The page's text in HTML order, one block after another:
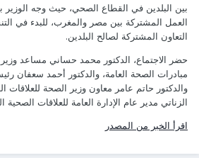
بين البلدين في القطاع الصحي، حيث وجه
العمل المشتركة بين مصر والمغرب، للبدء في
التعاون المشتركة لصالح البلدين.
حضر الاجتماع، الدكتور محمد حساني مساعد
مبادرات الصحة العامة، والدكتور أحمد سعفان
والدكتور حاتم عامر معاون وزير الصحة للعلاقات
الزناتي مدير عام الإدارة العامة للعلاقات الصحية
اقرأ الخبر من المصدر